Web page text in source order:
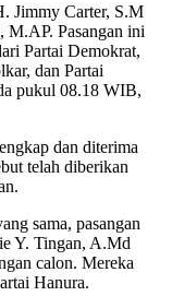
Jimmy Carter, S.M
M.AP. Pasangan ini
Partai Demokrat,
dan Partai
pukul 08.18 WIB,
dan diterima
telah diberikan
sama, pasangan
Y. Tingan, A.Md
calon. Mereka
Hanura.